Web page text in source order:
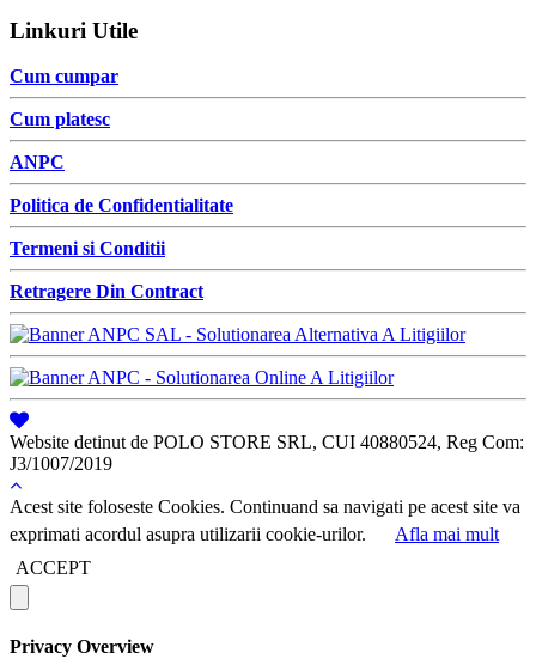
Linkuri Utile
Cum cumpar
Cum platesc
ANPC
Politica de Confidentialitate
Termeni si Conditii
Retragere Din Contract
Website detinut de POLO STORE SRL, CUI 40880524, Reg Com:
J3/1007/2019
Acest site foloseste Cookies. Continuand sa navigati pe acest site va
exprimati acordul asupra utilizarii cookie-urilor.
Afla mai mult
ACCEPT
Privacy Overview